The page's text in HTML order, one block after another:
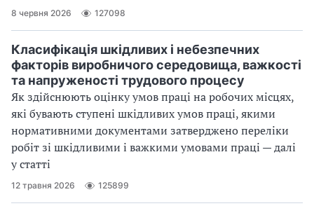
8 червня 2026 127098
Класифікація шкідливих і небезпечних
факторів виробничого середовища, важкості
та напруженості трудового процесу
Як здійснюють оцінку умов праці на робочих місцях,
які бувають ступені шкідливих умов праці, якими
нормативними документами затверджено переліки
робіт зі шкідливими і важкими умовами праці — далі
у статті
12 травня 2026 125899